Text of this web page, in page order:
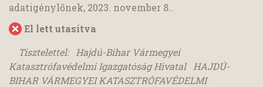
adatigénylőnek, 2023. november 8..
El lett utasítva
Tisztelettel: Hajdú-Bihar Vármegyei
Katasztrófavédelmi Igazgatóság Hivatal HAJDÚ-
BIHAR VÁRMEGYEI KATASZTRÓFAVÉDELMI